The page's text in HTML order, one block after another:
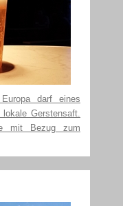
darf eines
Gerstensaft.
mit Bezug zum